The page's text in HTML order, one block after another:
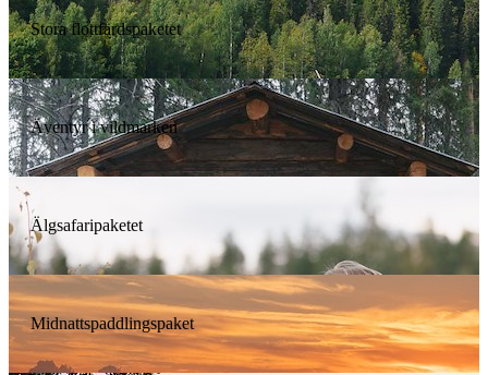
Stora flottfärdspaketet
Äventyr i vildmarken
Älgsafaripaketet
Midnattspaddlingspaket